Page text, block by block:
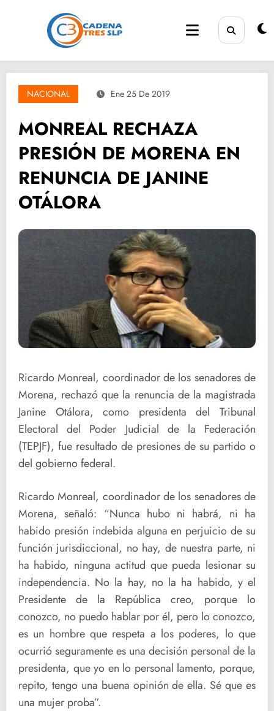
NACIONAL Ene 25 De 2019
MONREAL RECHAZA
PRESIÓN DE MORENA EN
RENUNCIA DE JANINE
OTÁLORA
Ricardo Monreal, coordinador de los senadores de
Morena, rechazó que la renuncia de la magistrada
Janine Otálora, como presidenta del Tribunal
Electoral del Poder Judicial de la Federación
(TEPJF), fue resultado de presiones de su partido o
del gobierno federal.
Ricardo Monreal, coordinador de los senadores de
Morena, señaló: “Nunca hubo ni habrá, ni ha
habido presión indebida alguna en perjuicio de su
función jurisdiccional, no hay, de nuestra parte, ni
ha habido, ninguna actitud que pueda lesionar su
independencia. No la hay, no la ha habido, y el
Presidente de la República creo, porque lo
conozco, no puedo hablar por él, pero lo conozco,
es un hombre que respeta a los poderes, lo que
ocurrió seguramente es una decisión personal de la
presidenta, que yo en lo personal lamento, porque,
repito, tengo una buena opinión de ella. Sé que es
una mujer proba”.